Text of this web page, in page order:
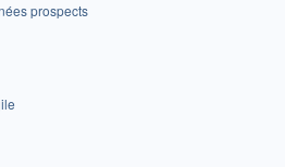
prospects